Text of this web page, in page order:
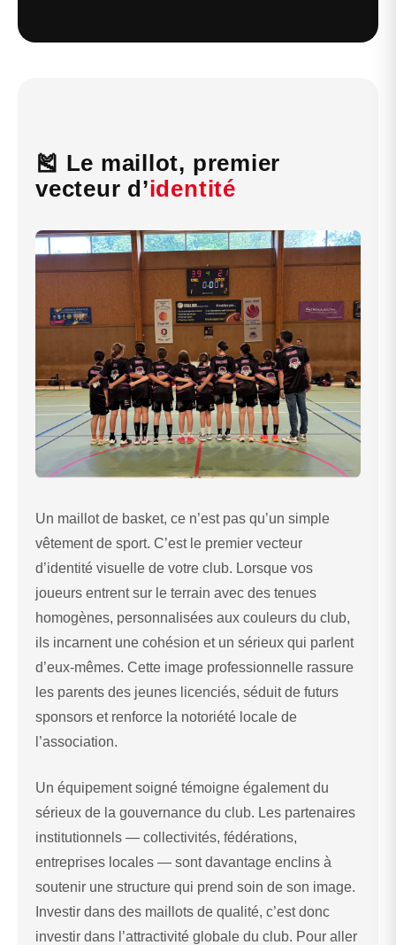
🎽 Le maillot, premier
vecteur d’identité
Un maillot de basket, ce n’est pas qu’un simple
vêtement de sport. C’est le premier vecteur
d’identité visuelle de votre club. Lorsque vos
joueurs entrent sur le terrain avec des tenues
homogènes, personnalisées aux couleurs du club,
ils incarnent une cohésion et un sérieux qui parlent
d’eux-mêmes. Cette image professionnelle rassure
les parents des jeunes licenciés, séduit de futurs
sponsors et renforce la notoriété locale de
l’association.
Un équipement soigné témoigne également du
sérieux de la gouvernance du club. Les partenaires
institutionnels — collectivités, fédérations,
entreprises locales — sont davantage enclins à
soutenir une structure qui prend soin de son image.
Investir dans des maillots de qualité, c’est donc
investir dans l’attractivité globale du club. Pour aller